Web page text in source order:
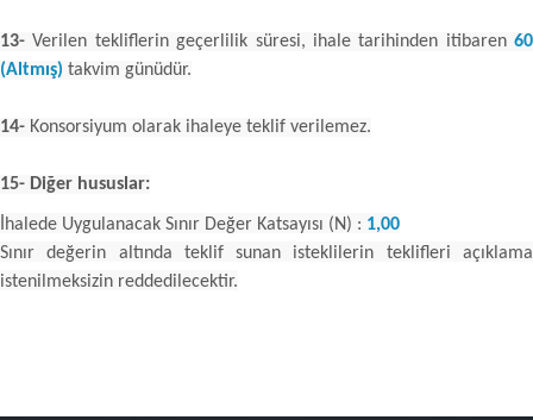
13- Verilen tekliflerin geçerlilik süresi, ihale tarihinden itibaren 60
(Altmış) takvim günüdür.
14- Konsorsiyum olarak ihaleye teklif verilemez.
15- Diğer hususlar:
İhalede Uygulanacak Sınır Değer Katsayısı (N) : 1,00
Sınır değerin altında teklif sunan isteklilerin teklifleri açıklama
istenilmeksizin reddedilecektir.